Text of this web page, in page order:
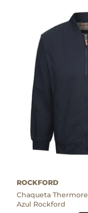
ROCKFORD
Chaqueta
Azul Rockford